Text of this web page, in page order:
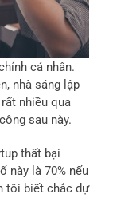
cá nhân.
nhà sáng lập
nhiều qua
sau này.
thất bại
này là 70% nếu
tôi biết chắc dự